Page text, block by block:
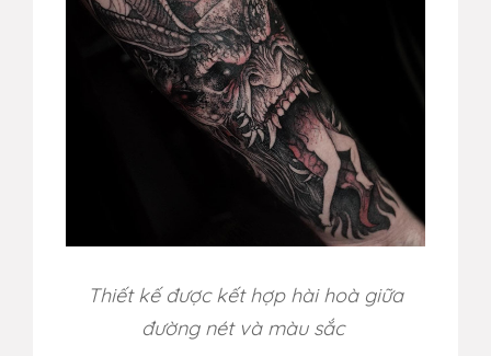
Thiết kế được kết hợp hài hoà giữa
đường nét và màu sắc